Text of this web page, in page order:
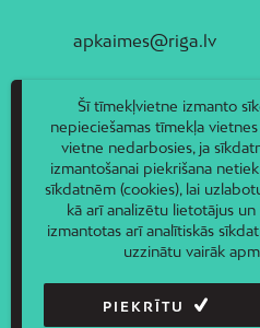
apkaimes@riga.lv
Šī tīmekļvietne izmanto
nepieciešamas tīmekļa
vietne nedarbosies, ja
izmantošanai piekrišana
sīkdatnēm (cookies), lai
kā arī analizētu lietotājus
izmantotas arī analītiskās
uzzinātu vairāk
PIEKRĪTU